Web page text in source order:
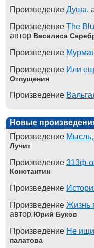
Произведение Душа,
Произведение The
автор Василиса
Произведение
Произведение Или
Отпущения
Произведение
Новые
Произведение Мысль,
Лучит
Произведение 313ф-
Константин
Произведение
Произведение Жизнь
автор Юрий Буков
Произведение Не
палатова